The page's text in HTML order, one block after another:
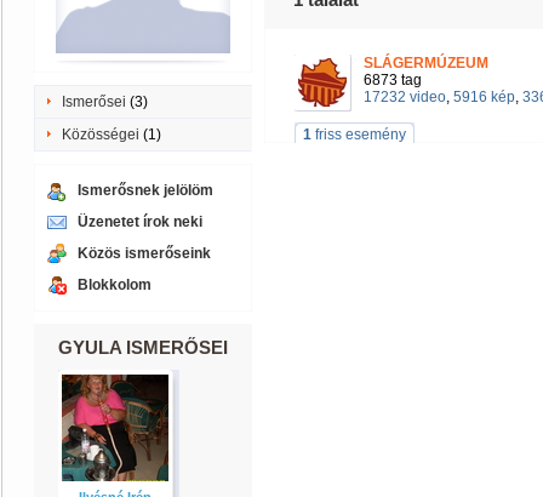
Ismerősei (3)
Közösségei (1)
Ismerősnek jelölöm
Üzenetet írok neki
Közös ismerőseink
Blokkolom
GYULA ISMERŐSEI
SLÁGERMÚZEUM
6873 tag
17232 video, 5916 kép,
1 friss esemény